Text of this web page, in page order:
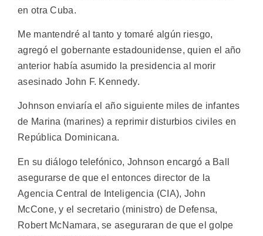
en otra Cuba.
Me mantendré al tanto y tomaré algún riesgo,
agregó el gobernante estadounidense, quien el año
anterior había asumido la presidencia al morir
asesinado John F. Kennedy.
Johnson enviaría el año siguiente miles de infantes
de Marina (marines) a reprimir disturbios civiles en
República Dominicana.
En su diálogo telefónico, Johnson encargó a Ball
asegurarse de que el entonces director de la
Agencia Central de Inteligencia (CIA), John
McCone, y el secretario (ministro) de Defensa,
Robert McNamara, se aseguraran de que el golpe